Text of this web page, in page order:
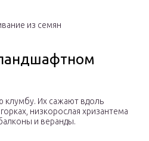
из семян
клумбу. Их сажают вдоль
низкорослая хризантема
и веранды.